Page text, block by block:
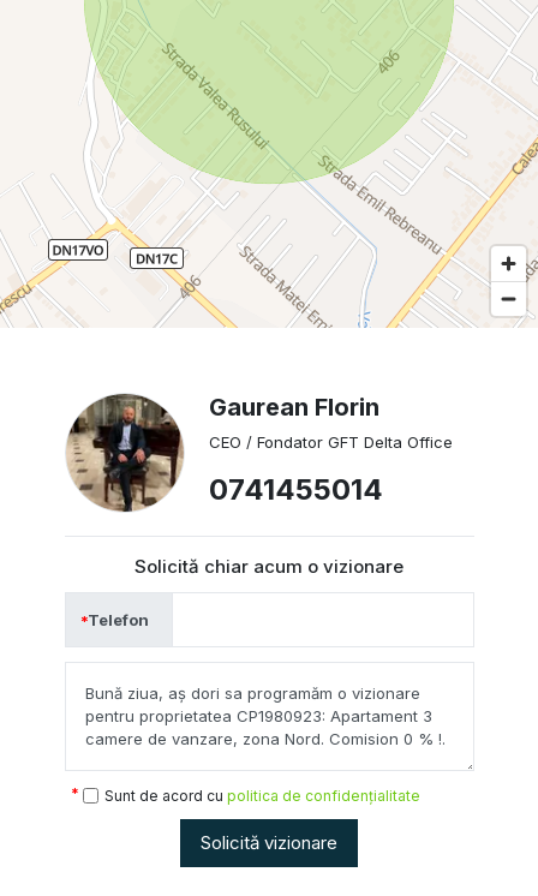
Gaurean Florin
CEO / Fondator GFT Delta Office
0741455014
Solicită chiar acum o vizionare
Telefon
Sunt de acord cu politica de confidențialitate
Solicită vizionare